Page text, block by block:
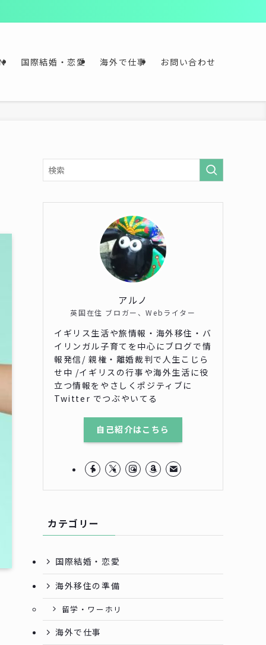
国際結婚・恋愛 海外で仕事 お問い合わせ
アルノ
英国在住 ブロガー、Webライター
イギリス生活や旅情報・海外移住・バ
イリンガル子育てを中心にブログで情
報発信/ 親権・離婚裁判で人生こじら
せ中 /イギリスの行事や海外生活に役
立つ情報をやさしくポジティブに
Twitter でつぶやいてる
自己紹介はこちら
カテゴリー
国際結婚・恋愛
海外移住の準備
留学・ワーホリ
海外で仕事